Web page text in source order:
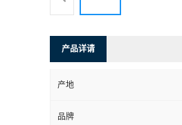
产品详请
产地
品牌